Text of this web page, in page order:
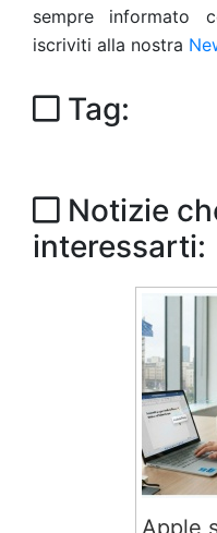
sempre
iscriviti alla nostra
Tag:
Notizie
interessarti:
Apple